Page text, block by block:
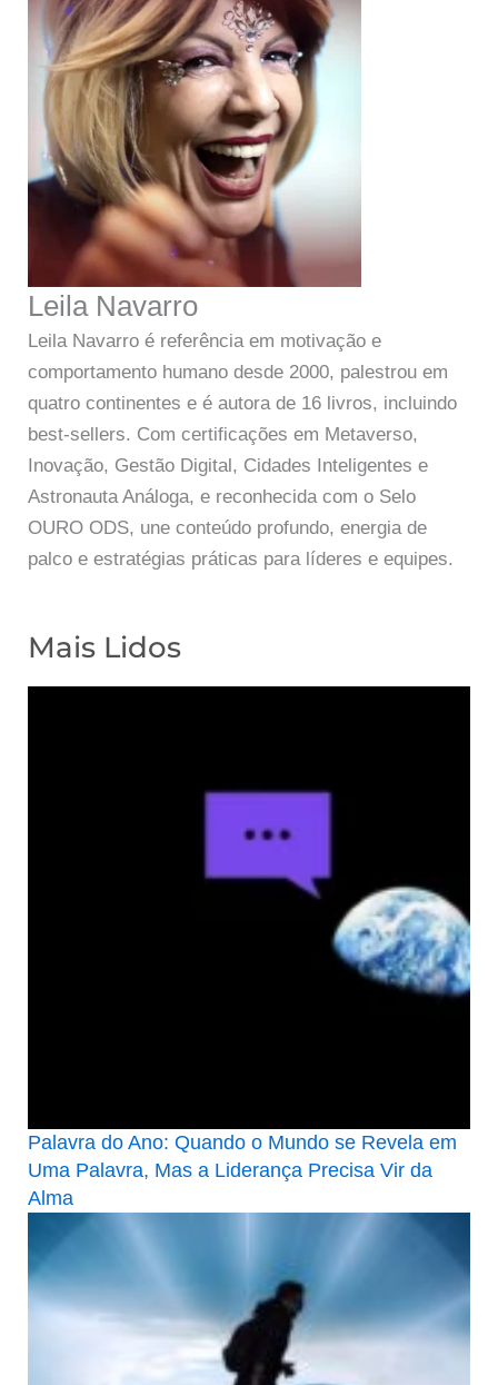
Leila Navarro
Leila Navarro é referência em motivação e
comportamento humano desde 2000, palestrou em
quatro continentes e é autora de 16 livros, incluindo
best-sellers. Com certificações em Metaverso,
Inovação, Gestão Digital, Cidades Inteligentes e
Astronauta Análoga, e reconhecida com o Selo
OURO ODS, une conteúdo profundo, energia de
palco e estratégias práticas para líderes e equipes.
Mais Lidos
Palavra do Ano: Quando o Mundo se Revela em
Uma Palavra, Mas a Liderança Precisa Vir da
Alma